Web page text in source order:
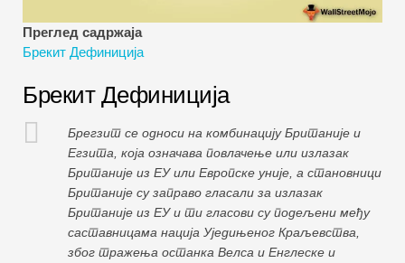
Пуни облик
Водичи за управљање ризиком
Преглед садржаја
Брекит Дефиниција
Брекит Дефиниција
Брегзит се односи на комбинацију Британије и
Егзита, која означава повлачење или излазак
Британије из ЕУ или Европске уније, а становници
Британије су заправо гласали за излазак
Британије из ЕУ и ти гласови су подељени међу
саставницама нација Уједињеног Краљевства,
због тражења останка Велса и Енглеске и